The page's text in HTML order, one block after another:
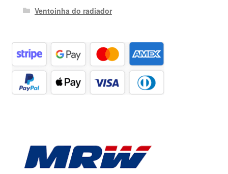
Ventoinha do radiador